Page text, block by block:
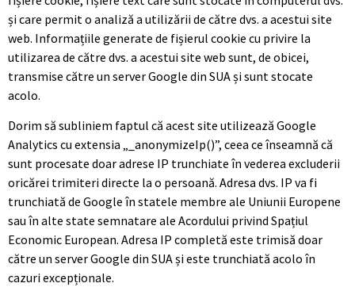
și care permit o analiză a utilizării de către dvs. a acestui site
web. Informațiile generate de fișierul cookie cu privire la
utilizarea de către dvs. a acestui site web sunt, de obicei,
transmise către un server Google din SUA și sunt stocate
acolo.
Dorim să subliniem faptul că acest site utilizează Google
Analytics cu extensia „_anonymizeIp()”, ceea ce înseamnă că
sunt procesate doar adrese IP trunchiate în vederea excluderii
oricărei trimiteri directe la o persoană. Adresa dvs. IP va fi
trunchiată de Google în statele membre ale Uniunii Europene
sau în alte state semnatare ale Acordului privind Spațiul
Economic European. Adresa IP completă este trimisă doar
către un server Google din SUA și este trunchiată acolo în
cazuri excepționale.